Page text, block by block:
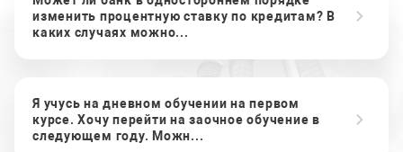
изменить процентную ставку по кредитам? В
каких случаях можно...
Я учусь на дневном обучении на первом
курсе. Хочу перейти на заочное обучение в
следующем году. Можн...